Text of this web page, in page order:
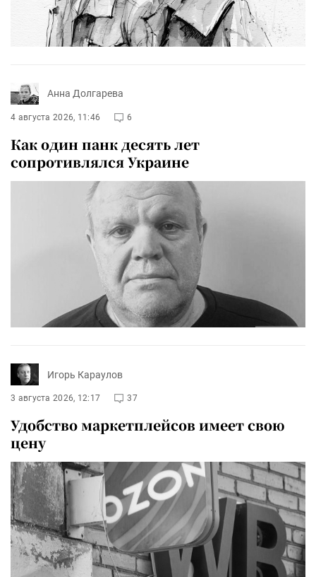
Анна Долгарева
4 августа 2026, 11:46 6
Как один панк десять лет
сопротивлялся Украине
Игорь Караулов
3 августа 2026, 12:17 37
Удобство маркетплейсов имеет свою
цену